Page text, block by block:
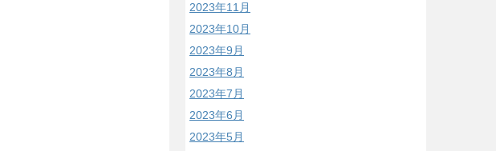
2023年11月
2023年10月
2023年9月
2023年8月
2023年7月
2023年6月
2023年5月